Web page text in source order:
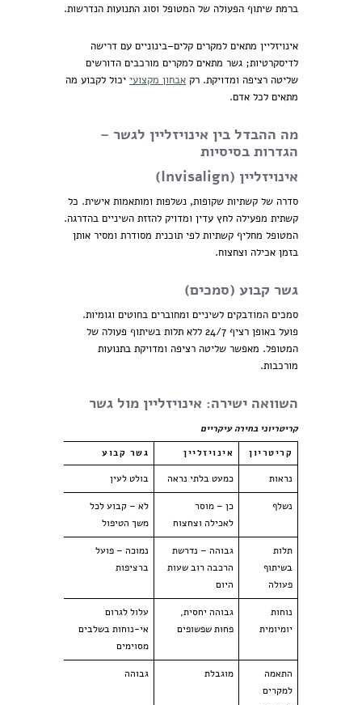
ברמת שיתוף הפעולה של המטופל וסוג התנועות הנדרשות.
אינויזליין מתאים למקרים קלים–בינוניים עם דרישה
לדיסקרטיות; גשר מתאים למקרים מורכבים הדורשים
שליטה רציפה ומדויקת. רק אבחון מקצועי יכול לקבוע מה
מתאים לכל אדם.
מה ההבדל בין אינויזליין לגשר –
הגדרות בסיסיות
אינויזליין (Invisalign)
סדרה של קשתיות שקופות, נשלפות ומותאמות אישית. כל
קשתית מפעילה לחץ עדין ומדויק להזזת השיניים בהדרגה.
המטופל מחליף קשתיות לפי תוכנית מסודרת ומסיר אותן
בזמן אכילה וצחצוח.
גשר קבוע (סמכים)
סמכים המודבקים לשיניים ומחוברים בחוטים וגומיות.
פועל באופן רציף 24/7 ללא תלות בשיתוף פעולה של
המטופל. מאפשר שליטה רציפה ומדויקת בתנועות
מורכבות.
השוואה ישירה: אינויזליין מול גשר
קריטריוני בחירה עיקריים
קריטריון
אינויזליין גשר קבוע
נראות כמעט בלתי נראה בולט לעין
נשלף
כן – מוסר
לאכילה וצחצוח
לא – קבוע לכל
משך הטיפול
תלות
בשיתוף
פעולה
גבוהה – נדרשת
הרכבה רוב שעות
היום
נמוכה – פועל
ברציפות
נוחות
יומיומית
גבוהה יחסית,
פחות שפשופים
עלול לגרום
אי-נוחות בשלבים
מסוימים
התאמה
למקרים
מוגבלת גבוהה